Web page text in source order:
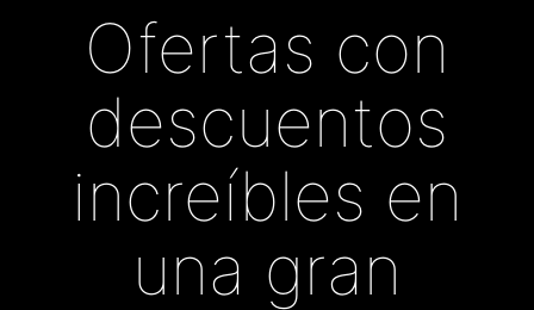
Ofertas con
descuentos
increíbles en
una gran